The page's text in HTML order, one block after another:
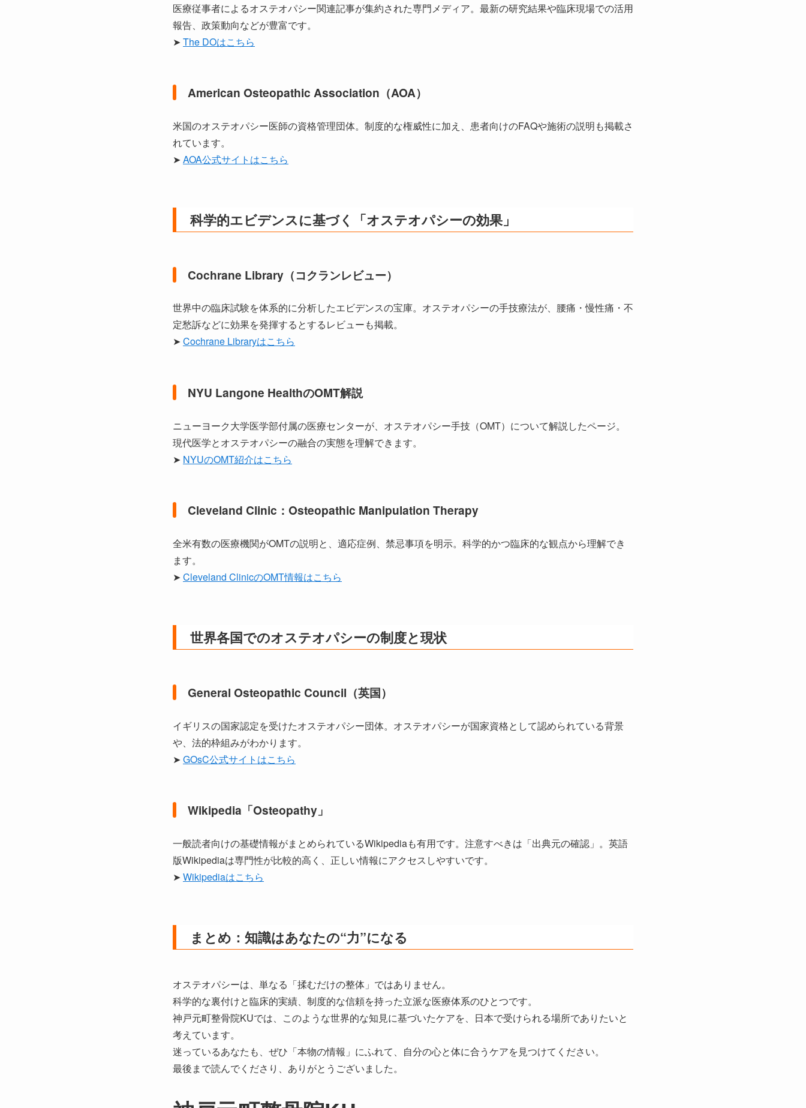
医療従事者によるオステオパシー関連記事が集約された専門メディア。最新の研究結果や臨床現場での活用
報告、政策動向などが豊富です。
➤ The DOはこちら
American Osteopathic Association（AOA）
米国のオステオパシー医師の資格管理団体。制度的な権威性に加え、患者向けのFAQや施術の説明も掲載さ
れています。
➤ AOA公式サイトはこちら
科学的エビデンスに基づく「オステオパシーの効果」
Cochrane Library（コクランレビュー）
世界中の臨床試験を体系的に分析したエビデンスの宝庫。オステオパシーの手技療法が、腰痛・慢性痛・不
定愁訴などに効果を発揮するとするレビューも掲載。
➤ Cochrane Libraryはこちら
NYU Langone HealthのOMT解説
ニューヨーク大学医学部付属の医療センターが、オステオパシー手技（OMT）について解説したページ。
現代医学とオステオパシーの融合の実態を理解できます。
➤ NYUのOMT紹介はこちら
Cleveland Clinic：Osteopathic Manipulation Therapy
全米有数の医療機関がOMTの説明と、適応症例、禁忌事項を明示。科学的かつ臨床的な観点から理解でき
ます。
➤ Cleveland ClinicのOMT情報はこちら
世界各国でのオステオパシーの制度と現状
General Osteopathic Council（英国）
イギリスの国家認定を受けたオステオパシー団体。オステオパシーが国家資格として認められている背景
や、法的枠組みがわかります。
➤ GOsC公式サイトはこちら
Wikipedia「Osteopathy」
一般読者向けの基礎情報がまとめられているWikipediaも有用です。注意すべきは「出典元の確認」。英語
版Wikipediaは専門性が比較的高く、正しい情報にアクセスしやすいです。
➤ Wikipediaはこちら
まとめ：知識はあなたの“力”になる
オステオパシーは、単なる「揉むだけの整体」ではありません。
科学的な裏付けと臨床的実績、制度的な信頼を持った立派な医療体系のひとつです。
神戸元町整骨院KUでは、このような世界的な知見に基づいたケアを、日本で受けられる場所でありたいと
考えています。
迷っているあなたも、ぜひ「本物の情報」にふれて、自分の心と体に合うケアを見つけてください。
最後まで読んでくださり、ありがとうございました。